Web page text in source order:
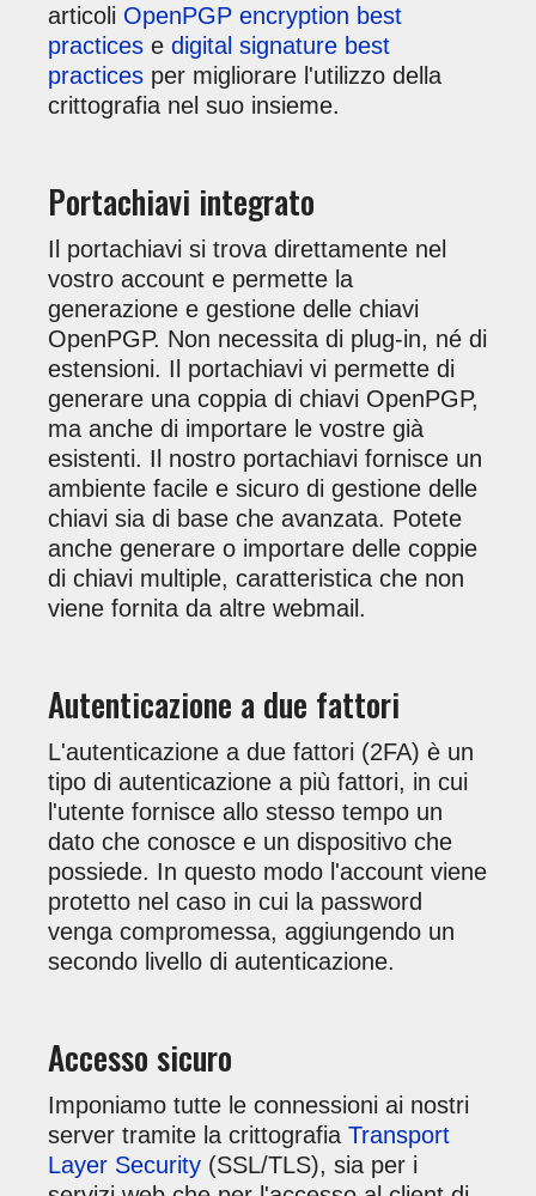
articoli OpenPGP encryption best
practices e digital signature best
practices per migliorare l'utilizzo della
crittografia nel suo insieme.
Portachiavi integrato
Il portachiavi si trova direttamente nel
vostro account e permette la
generazione e gestione delle chiavi
OpenPGP. Non necessita di plug-in, né di
estensioni. Il portachiavi vi permette di
generare una coppia di chiavi OpenPGP,
ma anche di importare le vostre già
esistenti. Il nostro portachiavi fornisce un
ambiente facile e sicuro di gestione delle
chiavi sia di base che avanzata. Potete
anche generare o importare delle coppie
di chiavi multiple, caratteristica che non
viene fornita da altre webmail.
Autenticazione a due fattori
L'autenticazione a due fattori (2FA) è un
tipo di autenticazione a più fattori, in cui
l'utente fornisce allo stesso tempo un
dato che conosce e un dispositivo che
possiede. In questo modo l'account viene
protetto nel caso in cui la password
venga compromessa, aggiungendo un
secondo livello di autenticazione.
Accesso sicuro
Imponiamo tutte le connessioni ai nostri
server tramite la crittografia Transport
Layer Security (SSL/TLS), sia per i